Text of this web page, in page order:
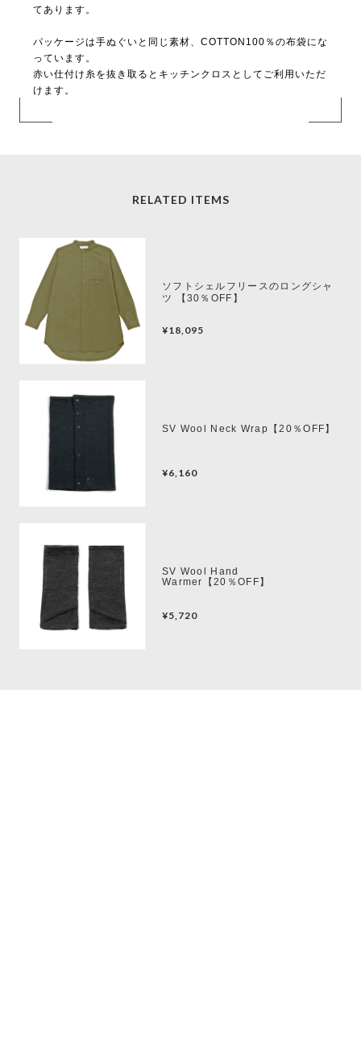
てあります。
パッケージは手ぬぐいと同じ素材、COTTON100％の布袋にな
っています。
赤い仕付け糸を抜き取るとキッチンクロスとしてご利用いただ
けます。
RELATED ITEMS
ソフトシェルフリースのロングシャ
ツ 【30％OFF】
¥18,095
SV Wool Neck Wrap【20％OFF】
¥6,160
SV Wool Hand
Warmer【20％OFF】
¥5,720